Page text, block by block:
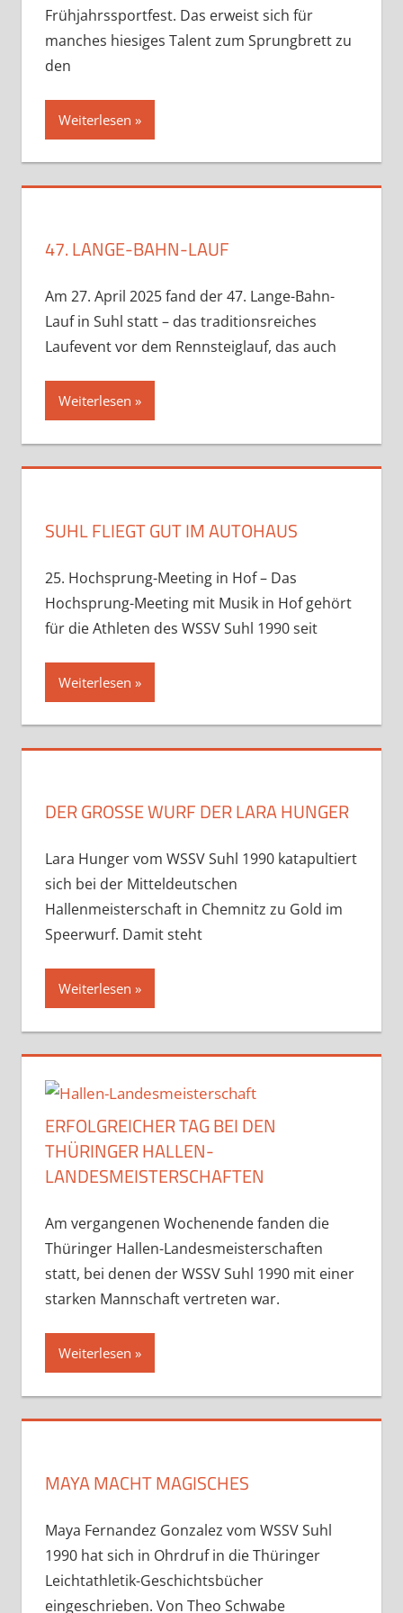
Frühjahrssportfest. Das erweist sich für
manches hiesiges Talent zum Sprungbrett zu
den
Weiterlesen
47. LANGE-BAHN-LAUF
Am 27. April 2025 fand der 47. Lange-Bahn-
Lauf in Suhl statt – das traditionsreiches
Laufevent vor dem Rennsteiglauf, das auch
Weiterlesen
SUHL FLIEGT GUT IM AUTOHAUS
25. Hochsprung-Meeting in Hof – Das
Hochsprung-Meeting mit Musik in Hof gehört
für die Athleten des WSSV Suhl 1990 seit
Weiterlesen
DER GROSSE WURF DER LARA HUNGER
Lara Hunger vom WSSV Suhl 1990 katapultiert
sich bei der Mitteldeutschen
Hallenmeisterschaft in Chemnitz zu Gold im
Speerwurf. Damit steht
Weiterlesen
ERFOLGREICHER TAG BEI DEN
THÜRINGER HALLEN-
LANDESMEISTERSCHAFTEN
Am vergangenen Wochenende fanden die
Thüringer Hallen-Landesmeisterschaften
statt, bei denen der WSSV Suhl 1990 mit einer
starken Mannschaft vertreten war.
Weiterlesen
MAYA MACHT MAGISCHES
Maya Fernandez Gonzalez vom WSSV Suhl
1990 hat sich in Ohrdruf in die Thüringer
Leichtathletik-Geschichtsbücher
eingeschrieben. Von Theo Schwabe